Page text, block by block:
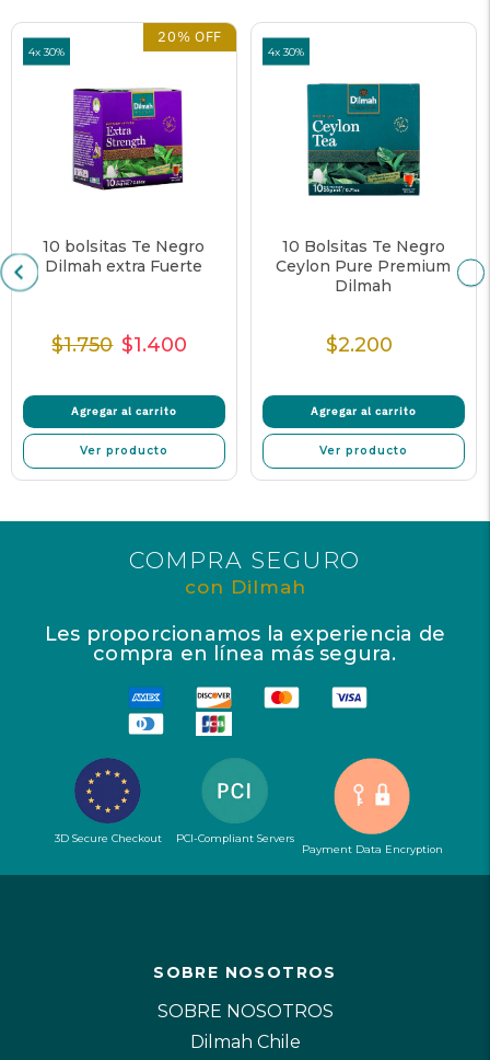
4x 30%
20% OFF
10 bolsitas Te Negro
Dilmah extra Fuerte
Precio
$1.750 Precio
venta
$1.400
Agregar al carrito
Ver producto
4x 30%
10 Bolsitas Te Negro
Ceylon Pure Premium
Dilmah
Precio
$2.200
Agregar al carrito
Ver producto
COMPRA SEGURO
con Dilmah
Les proporcionamos la experiencia de
compra en línea más segura.
3D Secure Checkout
PCI-Compliant Servers
Payment Data Encryption
SOBRE NOSOTROS
SOBRE NOSOTROS
Dilmah Chile